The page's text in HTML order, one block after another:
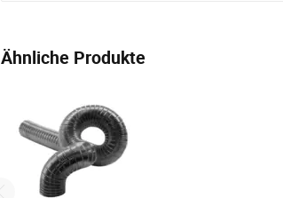
Ähnliche Produkte